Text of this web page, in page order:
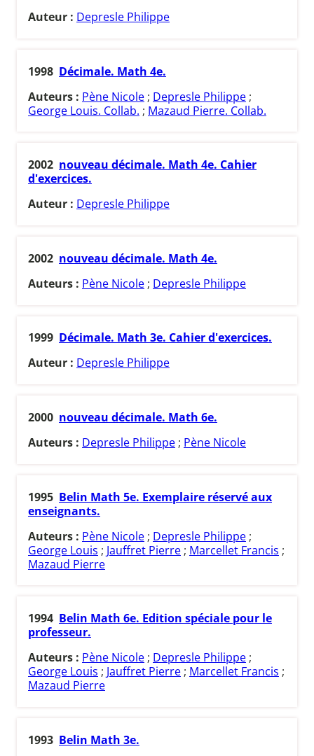
Auteur : Depresle Philippe
1998 Décimale. Math 4e.
Auteurs : Pène Nicole ; Depresle Philippe ;
George Louis. Collab. ; Mazaud Pierre. Collab.
2002 nouveau décimale. Math 4e. Cahier
d'exercices.
Auteur : Depresle Philippe
2002 nouveau décimale. Math 4e.
Auteurs : Pène Nicole ; Depresle Philippe
1999 Décimale. Math 3e. Cahier d'exercices.
Auteur : Depresle Philippe
2000 nouveau décimale. Math 6e.
Auteurs : Depresle Philippe ; Pène Nicole
1995 Belin Math 5e. Exemplaire réservé aux
enseignants.
Auteurs : Pène Nicole ; Depresle Philippe ;
George Louis ; Jauffret Pierre ; Marcellet Francis ;
Mazaud Pierre
1994 Belin Math 6e. Edition spéciale pour le
professeur.
Auteurs : Pène Nicole ; Depresle Philippe ;
George Louis ; Jauffret Pierre ; Marcellet Francis ;
Mazaud Pierre
1993 Belin Math 3e.